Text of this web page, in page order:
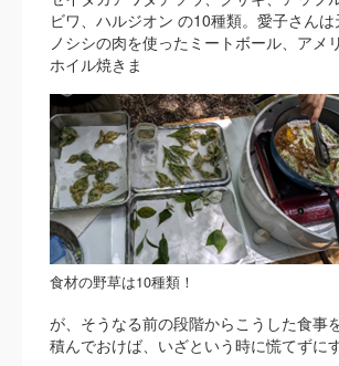
ビワ、ハルジオン の10種類。愛子さん
ノシシの肉を使ったミートボール、アメ
ホイル焼きま
食材の野草は10種類！
が、そうなる前の段階からこうした食事
積んでおけば、いざという時に慌てずに